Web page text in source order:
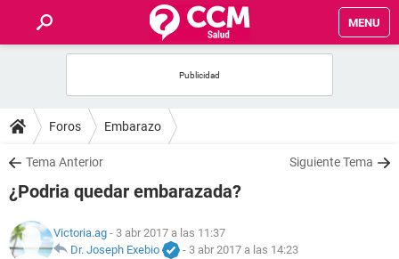
MENU
FOROS
SALUD
FAMILIA
NUTRICIÓN
Foros Embarazo
Tema Anterior Siguiente Tema
¿Podria quedar embarazada?
Victoria.ag - 3 abr 2017 a las 11:37
Dr. Joseph Exebio
- 3 abr 2017 a las 14:23